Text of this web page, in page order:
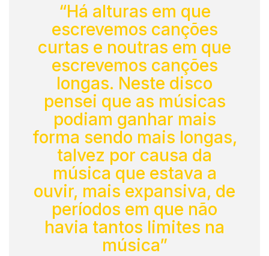
“Há alturas em que
escrevemos canções
curtas e noutras em que
escrevemos canções
longas. Neste disco
pensei que as músicas
podiam ganhar mais
forma sendo mais longas,
talvez por causa da
música que estava a
ouvir, mais expansiva, de
períodos em que não
havia tantos limites na
música”